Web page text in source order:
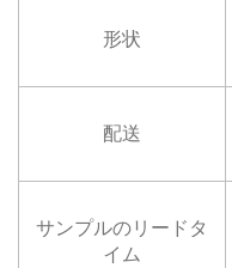
形状
配送
サンプルのリードタ
イム